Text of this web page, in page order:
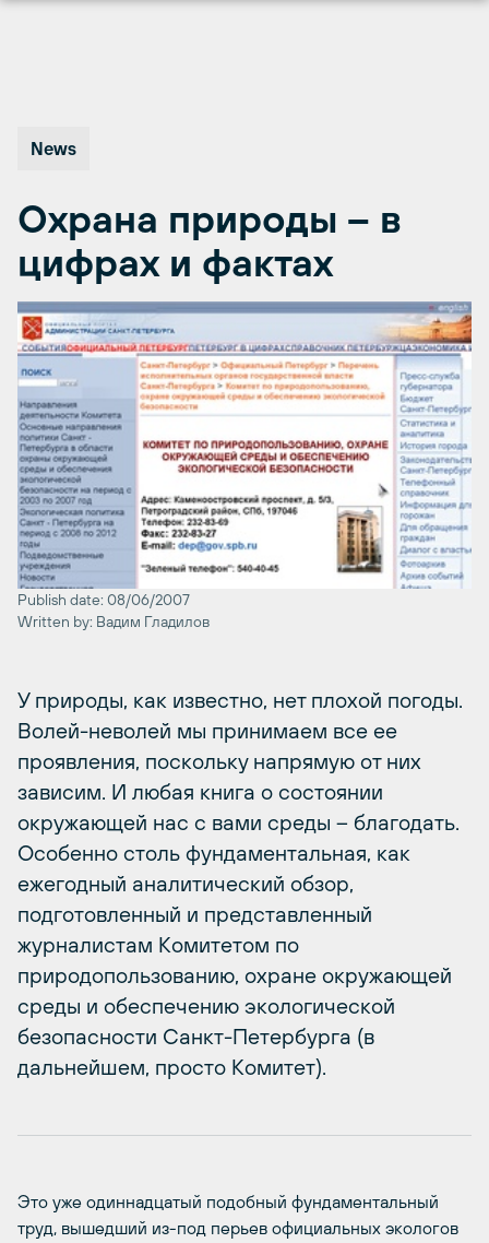
News
Охрана природы – в
цифрах и фактах
Publish date: 08/06/2007
Written by: Вадим Гладилов
У природы, как известно, нет плохой погоды.
Волей-неволей мы принимаем все ее
проявления, поскольку напрямую от них
зависим. И любая книга о состоянии
окружающей нас с вами среды – благодать.
Особенно столь фундаментальная, как
ежегодный аналитический обзор,
подготовленный и представленный
журналистам Комитетом по
природопользованию, охране окружающей
среды и обеспечению экологической
безопасности Санкт-Петербурга (в
дальнейшем, просто Комитет).
Это уже одиннадцатый подобный фундаментальный
труд, вышедший из-под перьев официальных экологов